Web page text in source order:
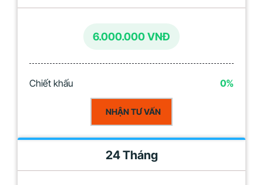
6.000.000 VNĐ
Chiết khấu 0%
NHẬN TƯ VẤN
24 Tháng